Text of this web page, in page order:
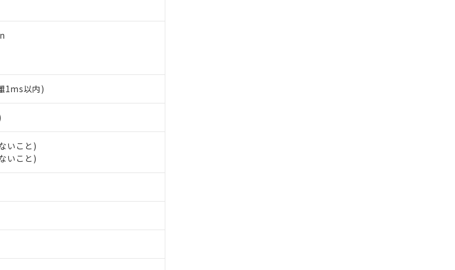
1ms以内)
いこと)
いこと)
報の共同利用に関して"
の「1.共同利用者の範囲」に記載されて
とができます。
るもので、過去に遡って非含有を証明するものではありません。
物質の対応では、対応完了までの期間は出荷製品に未対応品が
ておりました。